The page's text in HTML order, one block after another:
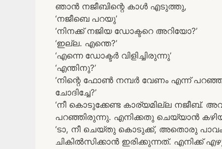
ഞാൻ നജീബിന്റെ കാൾ എടുത്തു,
‘നജീബെ പറയു’
‘നിനക്ക് നജിയ ഡോക്ടറെ അറിയോ?’
‘ഇല്ല. എന്തെ?’
‘എന്നെ ഡോക്ടർ വിളിച്ചിരുന്നു’
‘എന്തിനു?’
‘നിന്റെ ഫോൺ നമ്പർ വേണം എന്ന്
ചോദിച്ചേ?’
‘നീ കൊടുക്കേണ്ട കാര്യമില്ല നജീബ്.
പറഞ്ഞിരുന്നു. എനിക്കതു ചെയ്യാൻ
‘ടാ, നീ ചെയ്തു കൊടുക്ക്, അതൊരു
ചികിൽസിക്കാൻ ഇരിക്കുന്നത്. എനിക്ക്